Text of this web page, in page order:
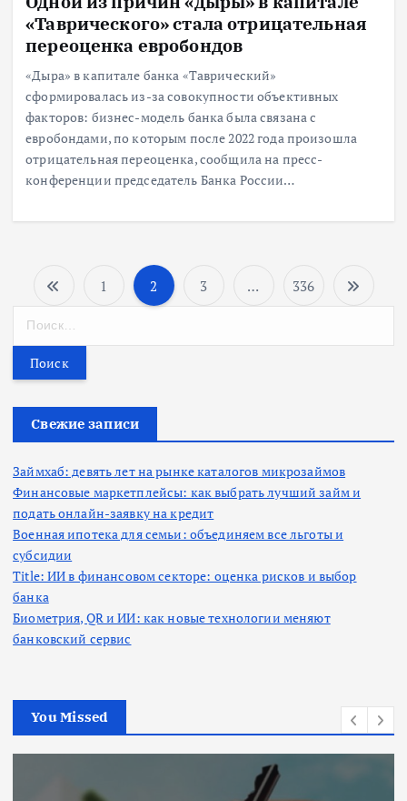
«Таврического» стала отрицательная
переоценка евробондов
«Дыра» в капитале банка «Таврический»
сформировалась из-за совокупности объективных
факторов: бизнес-модель банка была связана с
евробондами, по которым после 2022 года произошла
отрицательная переоценка, сообщила на пресс-
конференции председатель Банка России…
П
а
и
н
а
ц
и
а
1 2 3 … 336
т
Свежие записи
Займхаб: девять лет на рынке каталогов микрозаймов
Финансовые маркетплейсы: как выбрать лучший займ и
подать онлайн-заявку на кредит
Военная ипотека для семьи: объединяем все льготы и
субсидии
Title: ИИ в финансовом секторе: оценка рисков и выбор
банка
Биометрия, QR и ИИ: как новые технологии меняют
банковский сервис
You Missed